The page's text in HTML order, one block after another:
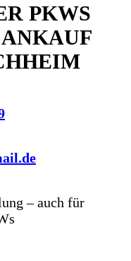
PKWS
– auch für